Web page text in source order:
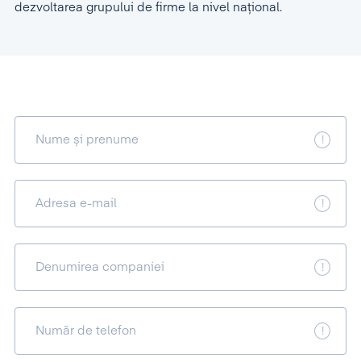
dezvoltarea grupului de firme la nivel național.
Nume și prenume
Adresa e-mail
Denumirea companiei
Număr de telefon